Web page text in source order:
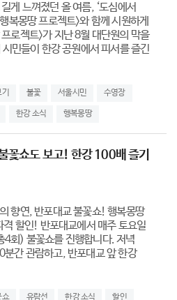
게 느껴졌던 올 여름, ‘도심에서
복몽땅 프로젝트>와 함께 시원하게
로젝트>가 지난 8월 대단원의 막을
민들이 한강 공원에서 피서를 즐긴
불꽃 서울시민 수영장
한강 소식 행복몽땅
꽃쇼도 보고! 한강 100배 즐기
향연, 반포대교 불꽃쇼! 행복몽땅
할인! 반포대교에서 매주 토요일
회) 불꽃쇼를 진행합니다. 저녁
간 관람하고, 반포대교 앞 한강
쇼 유람선 한강 소식 할인